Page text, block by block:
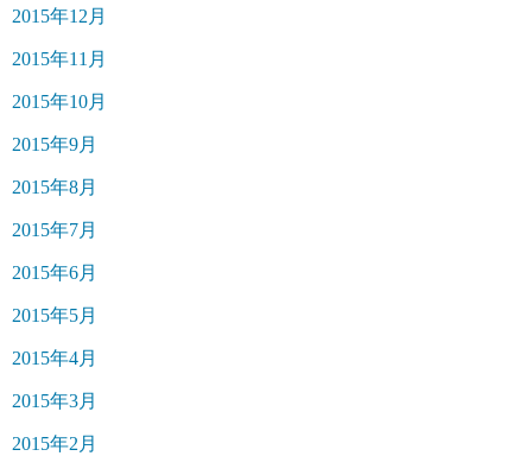
2015年12月
2015年11月
2015年10月
2015年9月
2015年8月
2015年7月
2015年6月
2015年5月
2015年4月
2015年3月
2015年2月